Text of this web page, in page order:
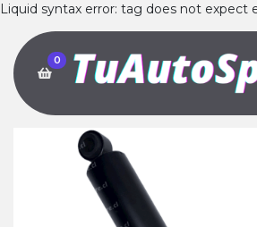
Liquid syntax error: tag does not expect
0